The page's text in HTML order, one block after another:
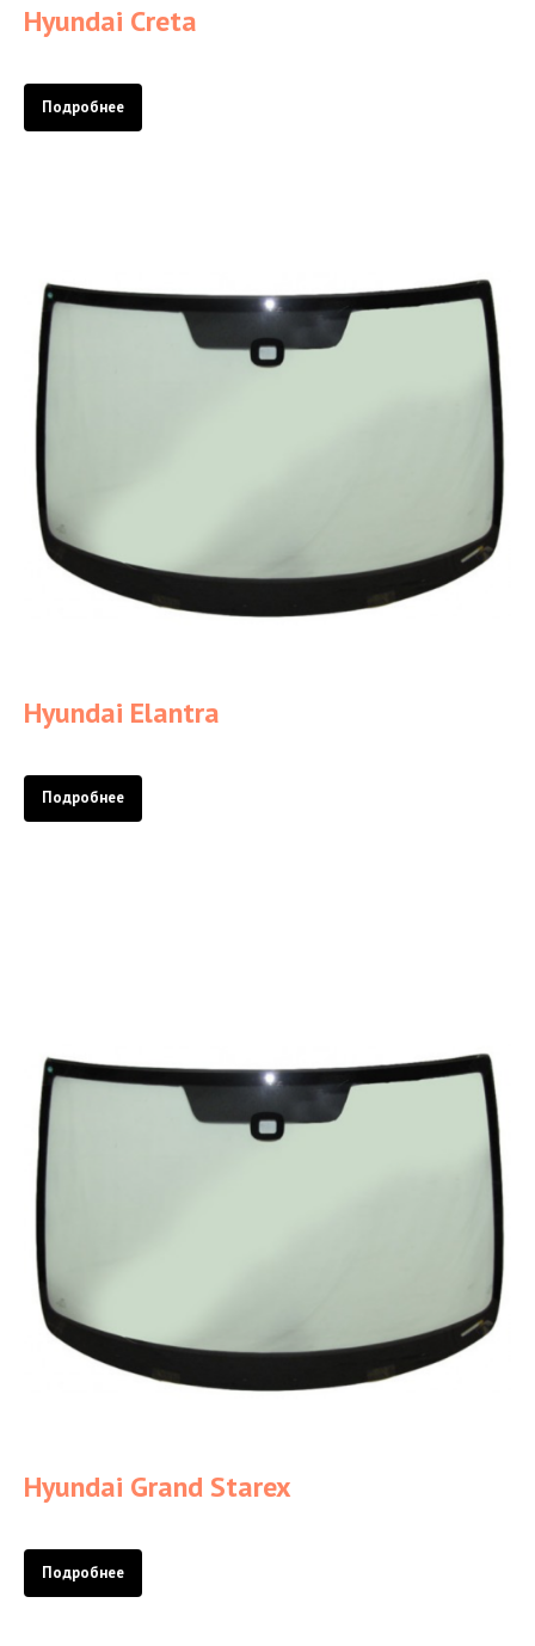
Hyundai Creta
Подробнее
Hyundai Elantra
Подробнее
Hyundai Grand Starex
Подробнее